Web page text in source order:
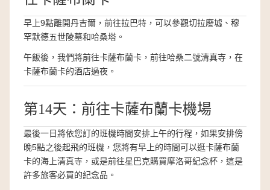
早上9點離開丹吉爾，前往拉巴特，可以參觀切拉廢墟、穆
罕默德五世陵墓和哈桑塔。
午飯後，我們將前往卡薩布蘭卡，前往哈桑二號清真寺，在
卡薩布蘭卡的酒店過夜。
第14天：前往卡薩布蘭卡機場
最後一日將依您訂的班機時間安排上午的行程，如果安排傍
晚5點之後起飛的班機，您將有早上的時間可以逛卡薩布蘭
卡的海上清真寺，或是前往星巴克購買摩洛哥紀念杯，這是
許多旅客必買的紀念品。